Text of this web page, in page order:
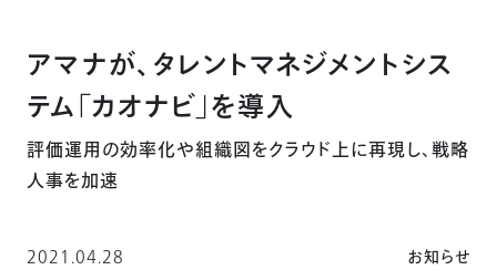
アマナが、タレントマネジメントシス
テム「カオナビ」を導入
評価運用の効率化や組織図をクラウド上に再現し、戦略
人事を加速
2021.04.28 お知らせ